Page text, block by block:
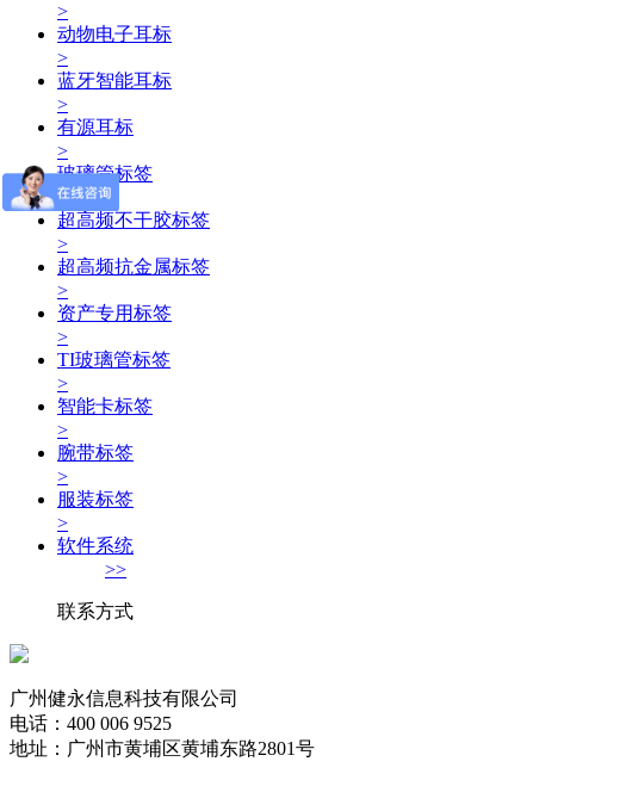
>
动物电子耳标
>
蓝牙智能耳标
>
有源耳标
>
玻璃管标签
>
超高频不干胶标签
>
超高频抗金属标签
>
资产专用标签
>
TI玻璃管标签
>
智能卡标签
>
腕带标签
>
服装标签
>
软件系统
>>
联系方式
广州健永信息科技有限公司
电话：400 006 9525
地址：广州市黄埔区黄埔东路2801号